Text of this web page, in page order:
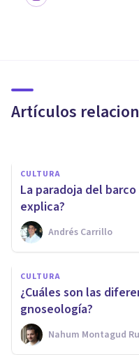
Artículos
Aristóteles,
CULTURA
La paradoja del
explica?
Andrés Carrillo
CULTURA
¿Cuáles son las
gnoseología?
Nahum Montagud
PSICOLOGÍA
teorías
defienden
Nahum Montagud